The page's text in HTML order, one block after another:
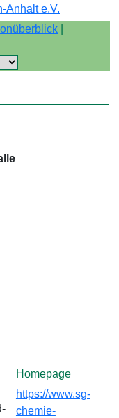
Homepage
https://www.sg-
chemie-